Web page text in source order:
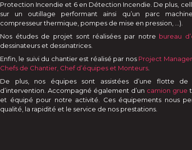
Protection Incendie et 6 en Détection Incendie. De plus,
sur un outillage performant ainsi qu’un parc
compresseur thermique, pompes de mise en pression, …).
Nos études de projet sont réalisées par notre bureau
dessinateurs et dessinatrices.
Enfin, le suivi du chantier est réalisé par nos Project Manager
Chefs de Chantier, Chef d’équipes et Monteurs.
De plus, nos équipes sont assistées d’une flotte
d’intervention. Accompagné également d’un camion grue
et équipé pour notre activité. Ces équipements nous
qualité, la rapidité et le service de nos prestations.